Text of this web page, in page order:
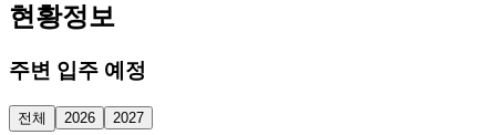
현황정보
주변 입주 예정
전체 2026 2027